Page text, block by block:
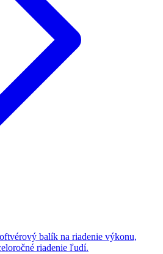
balík na riadenie výkonu,
riadenie ľudí.